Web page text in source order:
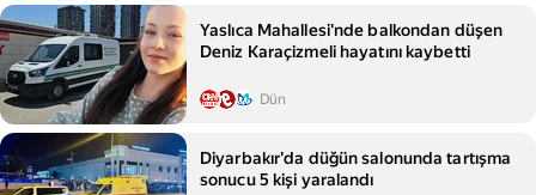
Yaslıca Mahallesi'nde balkondan düşen
Deniz Karaçizmeli hayatını kaybetti
Dün
Diyarbakır'da düğün salonunda tartışma
sonucu 5 kişi yaralandı